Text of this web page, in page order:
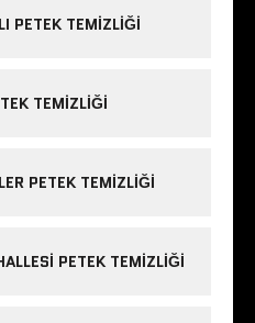
PETEK TEMIZLIĞI
TEMIZLIĞI
PETEK TEMIZLIĞI
PETEK TEMIZLIĞI